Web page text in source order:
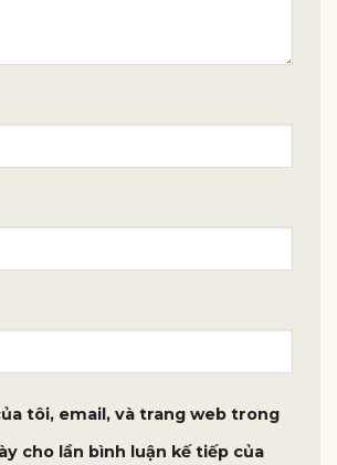
tôi, email, và trang web trong
cho lần bình luận kế tiếp của